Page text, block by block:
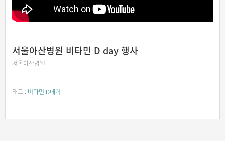
서울아산병원 비타민 D day 행사
서울아산병원
태그 : 비타민 D데이